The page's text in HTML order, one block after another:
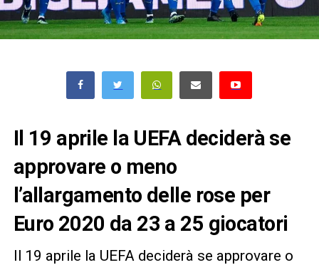
Il 19 aprile la UEFA deciderà se
approvare o meno
l’allargamento delle rose per
Euro 2020 da 23 a 25 giocatori
Il 19 aprile la UEFA deciderà se approvare o